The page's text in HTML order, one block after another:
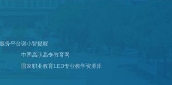
务平台谢小智提醒
中国高职高专教育网
国家职业教育LED专业教学资源库